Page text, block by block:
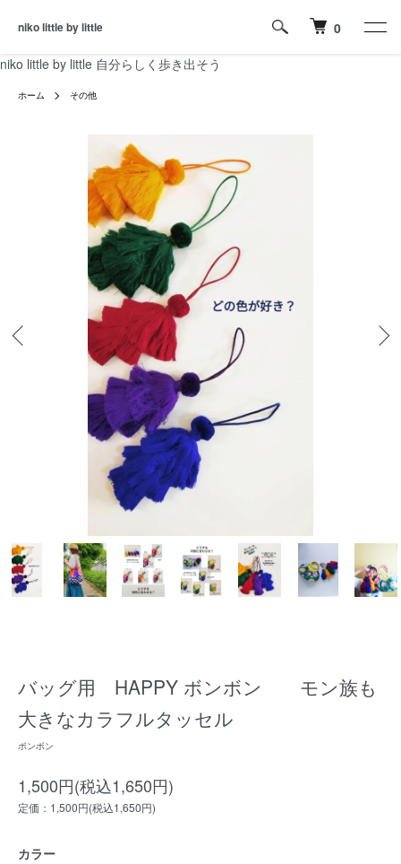
niko little by little 自分らしく歩き出そう
niko little by little 0
ホーム その他
バッグ用 HAPPY ボンボン モン族も
大きなカラフルタッセル
ボンボン
1,500円(税込1,650円)
定価：1,500円(税込1,650円)
カラー